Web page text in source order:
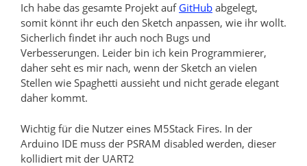
Ich habe das gesamte Projekt auf GitHub abgelegt,
somit könnt ihr euch den Sketch anpassen, wie ihr wollt.
Sicherlich findet ihr auch noch Bugs und
Verbesserungen. Leider bin ich kein Programmierer,
daher seht es mir nach, wenn der Sketch an vielen
Stellen wie Spaghetti aussieht und nicht gerade elegant
daher kommt.
Wichtig für die Nutzer eines M5Stack Fires. In der
Arduino IDE muss der PSRAM disabled werden, dieser
kollidiert mit der UART2